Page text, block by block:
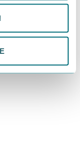
jederzeit
in unserer